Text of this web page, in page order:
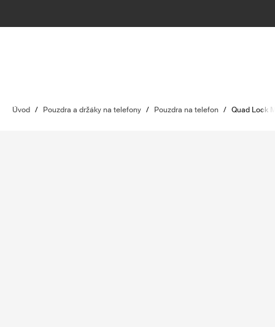
Úvod / Pouzdra a držáky na telefony / Pouzdra na telefon / Quad Lock